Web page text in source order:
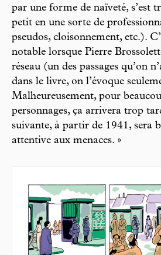
par une forme de naïveté, s’est
petit en une sorte de
pseudos, cloisonnement, etc.).
notable lorsque Pierre
réseau (un des passages qu’on
dans le livre, on l’évoque
Malheureusement, pour
personnages, ça arrivera trop
suivante, à partir de 1941, sera
attentive aux menaces. »